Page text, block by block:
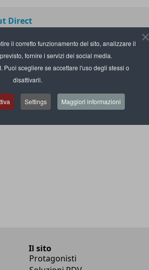
il corretto funzionamento del sito, analizzare il
fornire i servizi dei social media.
Puoi scegliere se accettare l'uso degli stessi o
disattivarli.
Settings Maggiori informazioni
Direct
Il sito
Protagonisti